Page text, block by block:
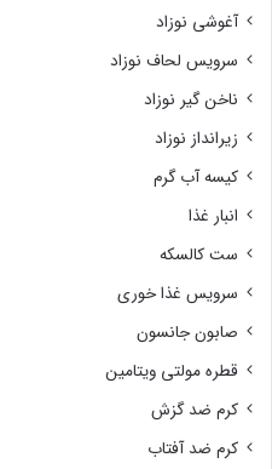
آغوشی نوزاد
سرویس لحاف نوزاد
ناخن گیر نوزاد
زیرانداز نوزاد
کیسه آب گرم
انبار غذا
ست کالسکه
سرویس غذا خوری
صابون جانسون
قطره مولتی ویتامین
کرم ضد گزش
کرم ضد آفتاب